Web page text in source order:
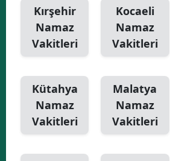
Kırşehir
Namaz
Vakitleri
Kocaeli
Namaz
Vakitleri
Kütahya
Namaz
Vakitleri
Malatya
Namaz
Vakitleri